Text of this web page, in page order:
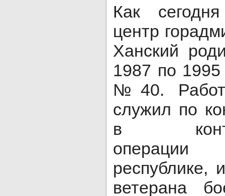
Как
центр
Ханский
1987 по
№40.
служил по
в
республике,
ветерана